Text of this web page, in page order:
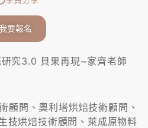
要報名
究3.0 貝果再現~家齊老師
顧問、奧利塔烘焙技術顧問、
技烘焙技術顧問、萊成原物料